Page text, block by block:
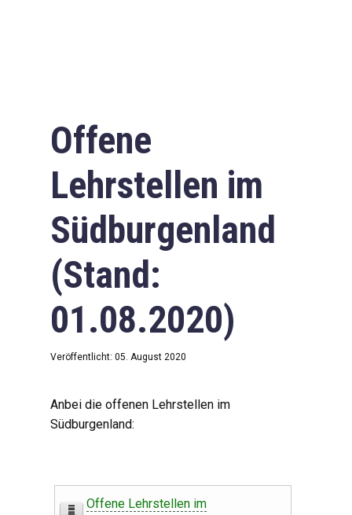
Offene
Lehrstellen im
Südburgenland
(Stand:
01.08.2020)
Veröffentlicht: 05. August 2020
Anbei die offenen Lehrstellen im
Südburgenland:
Offene Lehrstellen im